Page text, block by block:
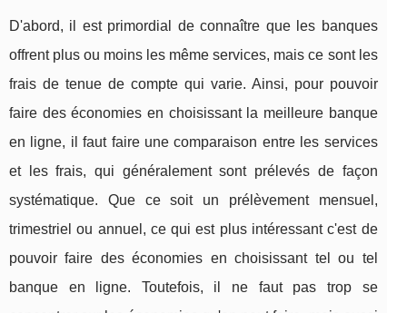
D'abord, il est primordial de connaître que les banques
offrent plus ou moins les même services, mais ce sont les
frais de tenue de compte qui varie. Ainsi, pour pouvoir
faire des économies en choisissant la meilleure banque
en ligne, il faut faire une comparaison entre les services
et les frais, qui généralement sont prélevés de façon
systématique. Que ce soit un prélèvement mensuel,
trimestriel ou annuel, ce qui est plus intéressant c'est de
pouvoir faire des économies en choisissant tel ou tel
banque en ligne. Toutefois, il ne faut pas trop se